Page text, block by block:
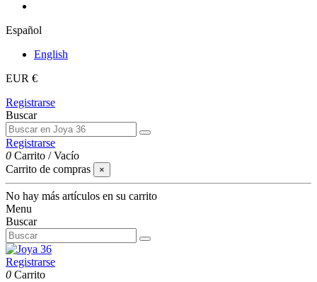
Español
English
EUR €
Registrarse
Buscar
Registrarse
0 Carrito /Vacío
Carrito de compras
×
No hay más artículos en su carrito
Menu
Buscar
Registrarse
0 Carrito